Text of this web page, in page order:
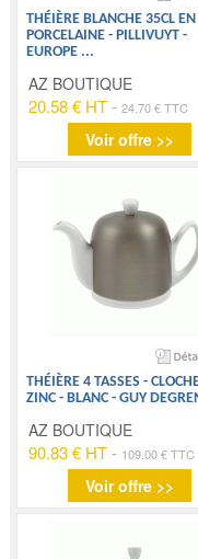
THÉIÈRE BLANCHE 35CL EN
PORCELAINE - PILLIVUYT -
EUROPE ...
AZ BOUTIQUE
20.58 € HT -24.70 € TTC
Voir offre >>
THÉIÈRE 4 TASSES -
ZINC - BLANC - GUY
AZ BOUTIQUE
90.83 € HT - 109.00 € TTC
Voir offre >>